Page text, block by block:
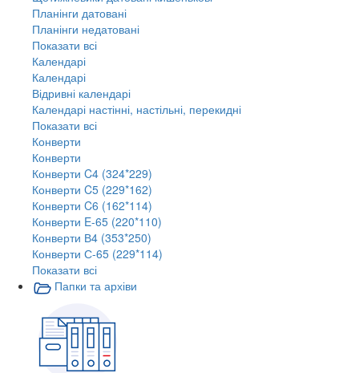
Планінги датовані
Планінги недатовані
Показати всі
Календарі
Календарі
Відривні календарі
Календарі настінні, настільні, перекидні
Показати всі
Конверти
Конверти
Конверти C4 (324*229)
Конверти C5 (229*162)
Конверти C6 (162*114)
Конверти E-65 (220*110)
Конверти В4 (353*250)
Конверти С-65 (229*114)
Показати всі
Папки та архіви